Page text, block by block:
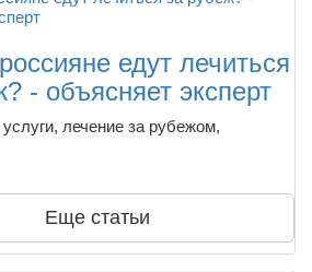
едут лечиться
- объясняет эксперт
лечение за рубежом,
Еще статьи